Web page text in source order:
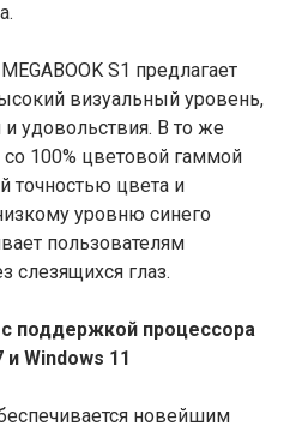
S1 предлагает
визуальный уровень,
удовольствия. В то же
со 100% цветовой гаммой
точностью цвета и
уровню синего
пользователям
слезящихся глаз.
поддержкой процессора
и Windows 11
новейшим